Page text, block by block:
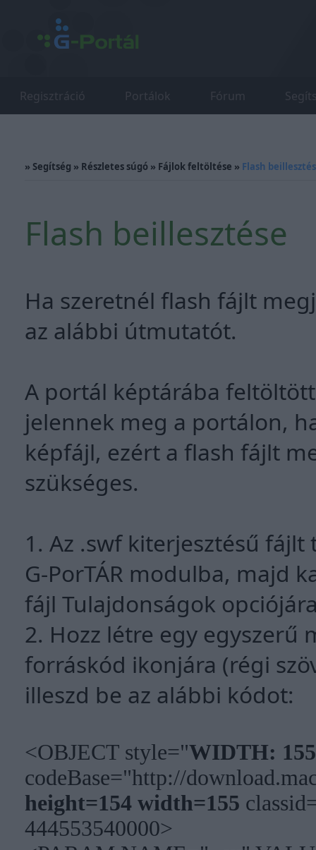
Regisztráció Portálok Fórum
» Segítség » Részletes súgó » Fájlok feltöltése » Flash
Flash beillesztése
Ha szeretnél flash fájlt
az alábbi útmutatót.
A portál képtárába
jelennek meg a portálon,
képfájl, ezért a flash fájlt
szükséges.
1. Az .swf kiterjesztésű
G-PorTÁR modulba, majd
fájl Tulajdonságok
2. Hozz létre egy egyszerű
forráskód ikonjára (régi
illeszd be az alábbi kódot:
<OBJECT style="WIDTH:
codeBase="http://
height=154 width=155
444553540000>